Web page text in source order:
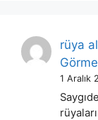
rüya
1 Aralık